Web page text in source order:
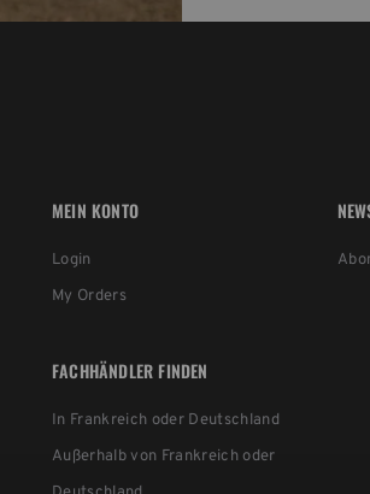
MEIN KONTO
Login
My Orders
FACHHÄNDLER FINDEN
In Frankreich oder Deutschland
Außerhalb von Frankreich oder